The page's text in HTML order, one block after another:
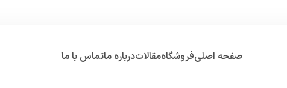
صفحه اصلیفروشگاهمقالاتدرباره ماتماس با ما